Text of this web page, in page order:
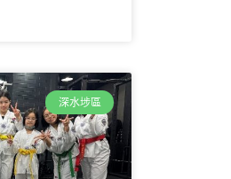
深水埗區